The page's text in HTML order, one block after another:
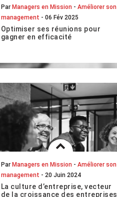
Par Managers en Mission - Améliorer son
management - 06 Fév 2025
Optimiser ses réunions pour
gagner en efficacité
en tant que manager de transition,
avec vos éq...
LIRE L'ARTICLE COMPLET
Par Managers en Mission - Améliorer son
management - 20 Juin 2024
La culture d’entreprise, vecteur
de la croissance des entreprises